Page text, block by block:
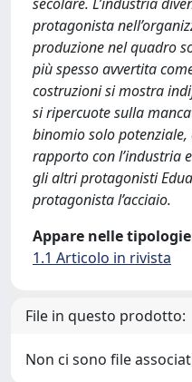
protagonista
produzione nel quadro
più spesso avvertita
costruzioni si mostra
si ripercuote sulla
binomio solo
rapporto con l’industria
gli altri protagonisti
protagonista l’acciaio.
Appare nelle
1.1 Articolo in rivista
File in questo prodotto:
Non ci sono file